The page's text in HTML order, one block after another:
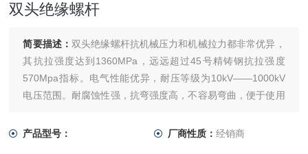
双头绝缘螺杆
简要描述：双头绝缘螺杆抗机械压力和机械拉力都非常优异，
其抗拉强度达到1360MPa，远远超过45号精铸钢抗拉强度
570Mpa指标。电气性能优异，耐压等级为10kV——1000kV
电压范围。耐腐蚀性强，抗弯强度高，不容易弯曲，便于使用
产品型号：
厂商性质： 经销商